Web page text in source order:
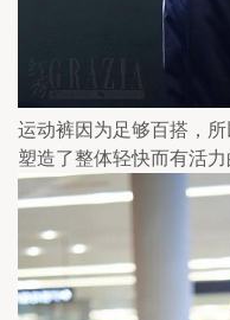
运动裤因为足够百搭，
塑造了整体轻快而有活力